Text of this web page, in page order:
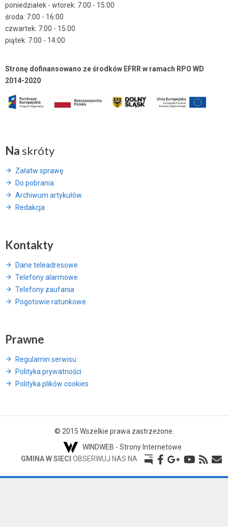
poniedziałek - wtorek: 7:00 - 15:00
środa: 7:00 - 16:00
czwartek: 7:00 - 15:00
piątek: 7:00 - 14:00
Stronę dofinansowano ze środków EFRR w ramach RPO WD
2014-2020
Na skróty
Załatw sprawę
Do pobrania
Archiwum artykułów
Redakcja
Kontakty
Dane teleadresowe
Telefony alarmowe
Telefony zaufania
Pogotowie ratunkowe
Prawne
Regulamin serwisu
Polityka prywatności
Polityka plików cookies
© 2015 Wszelkie prawa zastrzeżone.
WINDWEB - Strony Internetowe
GMINA W SIECI OBSERWUJ NAS NA